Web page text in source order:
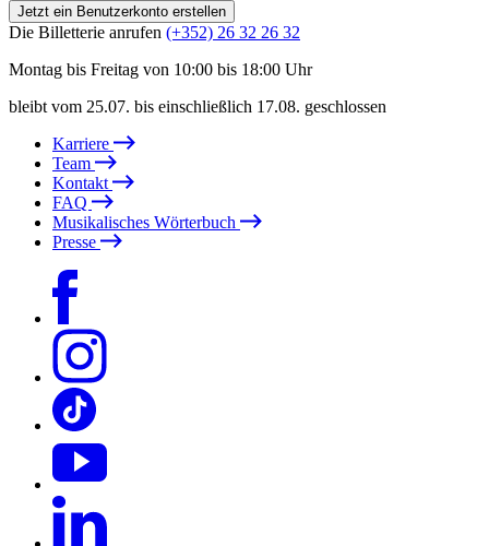
Jetzt ein Benutzerkonto erstellen
Die Billetterie anrufen (+352) 26 32 26 32
Montag bis Freitag von 10:00 bis 18:00 Uhr
bleibt vom 25.07. bis einschließlich 17.08. geschlossen
Karriere
Team
Kontakt
FAQ
Musikalisches Wörterbuch
Presse